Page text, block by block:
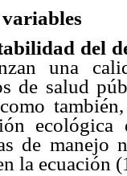
del
una
de salud
de manejo
la ecuación